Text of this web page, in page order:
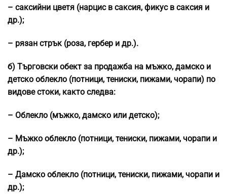
– саксийни цветя (нарцис в саксия, фикус в саксия и
др.);
– рязан стрък (роза, гербер и др.).
б) Търговски обект за продажба на мъжко, дамско и
детско облекло (потници, тениски, пижами, чорапи) по
видове стоки, както следва:
– Облекло (мъжко, дамско или детско);
– Мъжко облекло (потници, тениски, пижами, чорапи и
др.);
– Дамско облекло (потници, тениски, пижами, чорапи и
др.);